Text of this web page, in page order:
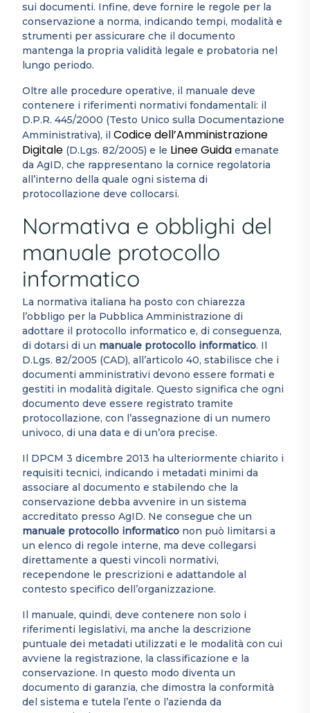
sui documenti. Infine, deve fornire le regole per la
conservazione a norma, indicando tempi, modalità e
strumenti per assicurare che il documento
mantenga la propria validità legale e probatoria nel
lungo periodo.
Oltre alle procedure operative, il manuale deve
contenere i riferimenti normativi fondamentali: il
D.P.R. 445/2000 (Testo Unico sulla Documentazione
Amministrativa), ilCodice dell’Amministrazione
Digitale (D.Lgs. 82/2005) e le Linee Guida emanate
da AgID, che rappresentano la cornice regolatoria
all’interno della quale ogni sistema di
protocollazione deve collocarsi.
Normativa e obblighi del
manuale protocollo
informatico
La normativa italiana ha posto con chiarezza
l’obbligo per la Pubblica Amministrazione di
adottare il protocollo informatico e, di conseguenza,
di dotarsi di un manuale protocollo informatico. Il
D.Lgs. 82/2005 (CAD), all’articolo 40, stabilisce che i
documenti amministrativi devono essere formati e
gestiti in modalità digitale. Questo significa che ogni
documento deve essere registrato tramite
protocollazione, con l’assegnazione di un numero
univoco, di una data e di un’ora precise.
Il DPCM 3 dicembre 2013 ha ulteriormente chiarito i
requisiti tecnici, indicando i metadati minimi da
associare al documento e stabilendo che la
conservazione debba avvenire in un sistema
accreditato presso AgID. Ne consegue che un
manuale protocollo informatico non può limitarsi a
un elenco di regole interne, ma deve collegarsi
direttamente a questi vincoli normativi,
recependone le prescrizioni e adattandole al
contesto specifico dell’organizzazione.
Il manuale, quindi, deve contenere non solo i
riferimenti legislativi, ma anche la descrizione
puntuale dei metadati utilizzati e le modalità con cui
avviene la registrazione, la classificazione e la
conservazione. In questo modo diventa un
documento di garanzia, che dimostra la conformità
del sistema e tutela l’ente o l’azienda da